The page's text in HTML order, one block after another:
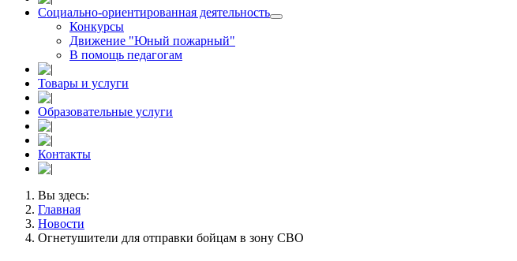
Социально-ориентированная деятельность
Конкурсы
Движение "Юный пожарный"
В помощь педагогам
Товары и услуги
Образовательные услуги
Контакты
Вы здесь:
Главная
Новости
Огнетушители для отправки бойцам в зону СВО